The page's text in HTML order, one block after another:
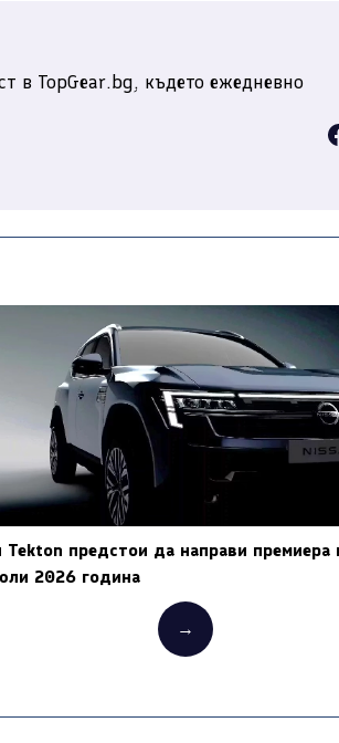
в TopGear.bg, където ежедневно
Tekton предстои да направи премиера
2026 година
→